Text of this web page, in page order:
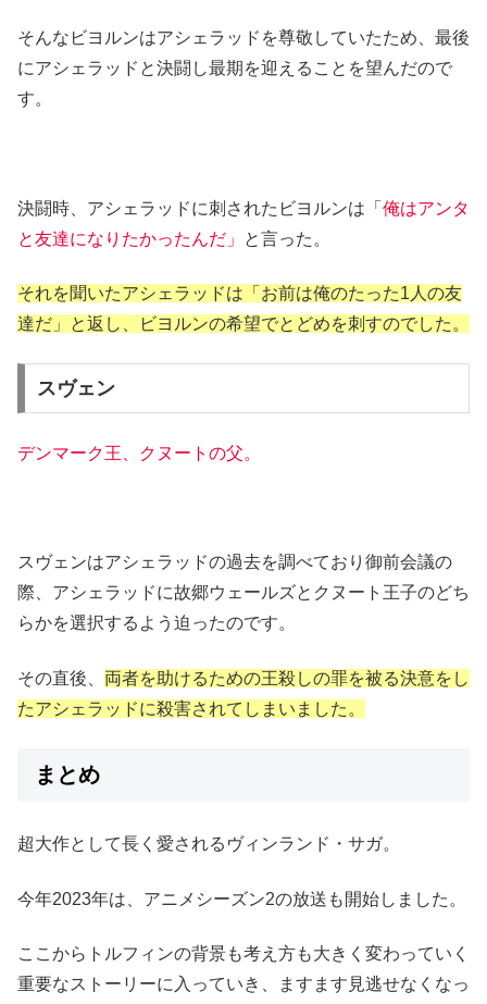
そんなビヨルンはアシェラッドを尊敬していたため、最後
にアシェラッドと決闘し最期を迎えることを望んだので
す。
決闘時、アシェラッドに刺されたビヨルンは「 俺はアンタ
と友達になりたかったんだ」
と言った。
それを聞いたアシェラッドは「お前は俺のたった1人の友
達だ」と返し、ビヨルンの希望でとどめを刺すのでした。
スヴェン
デンマーク王、クヌートの父。
スヴェンはアシェラッドの過去を調べており御前会議の
際、アシェラッドに故郷ウェールズとクヌート王子のどち
らかを選択するよう迫ったのです。
その直後、 両者を助けるための王殺しの罪を被る決意をし
たアシェラッドに殺害されてしまいました。
まとめ
超大作として長く愛されるヴィンランド・サガ。
今年2023年は、アニメシーズン2の放送も開始しました。
ここからトルフィンの背景も考え方も大きく変わっていく
重要なストーリーに入っていき、ますます見逃せなくなっ